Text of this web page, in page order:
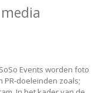
Events worden foto
PR-doeleinden zoals;